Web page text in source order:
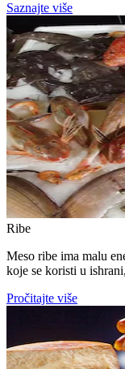
Saznajte više
Ribe
Meso ribe ima malu
koje se koristi u
Pročitajte više